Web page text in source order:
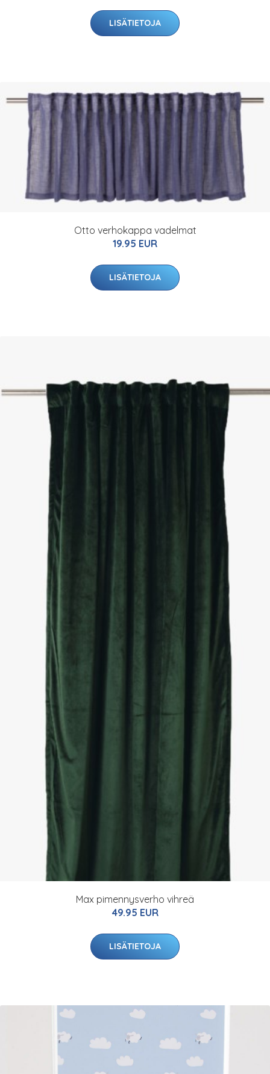
LISÄTIETOJA
Otto verhokappa vadelmat
19.95 EUR
LISÄTIETOJA
Max pimennysverho vihreä
49.95 EUR
LISÄTIETOJA